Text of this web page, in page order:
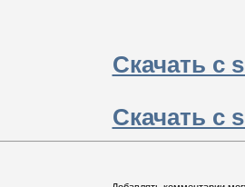
Скачать с
Скачать с